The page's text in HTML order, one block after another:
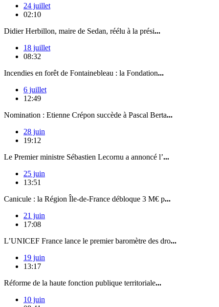
24 juillet
02:10
Didier Herbillon, maire de Sedan, réélu à la prési...
18 juillet
08:32
Incendies en forêt de Fontainebleau : la Fondation...
6 juillet
12:49
Nomination : Etienne Crépon succède à Pascal Berta...
28 juin
19:12
Le Premier ministre Sébastien Lecornu a annoncé l’...
25 juin
13:51
Canicule : la Région Île-de-France débloque 3 M€ p...
21 juin
17:08
L’UNICEF France lance le premier baromètre des dro...
19 juin
13:17
Réforme de la haute fonction publique territoriale...
10 juin